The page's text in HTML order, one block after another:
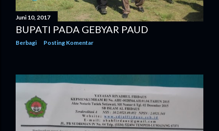
Juni 10, 2017
BUPATI PADA GEBYAR PAUD
Berbagi Posting Komentar